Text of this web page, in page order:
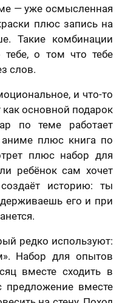
— уже осмысленная
плюс запись на
Такие комбинации
о том что тебе
слов.
и что-то
основной подарок
по теме работает
плюс книга по
плюс набор для
ребёнок сам хочет
историю: ты
его и при
редко используют:
Набор для опытов
вместе сходить в
предложение вместе